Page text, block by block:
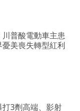
普酸電動車主患
美喪失轉型紅利
3劑高端、影射